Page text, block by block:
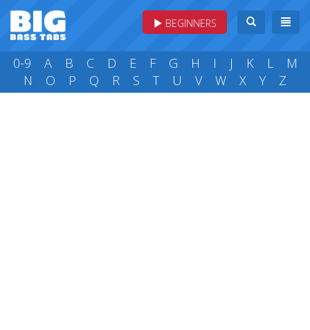
BEGINNERS
0-9 A B C D E F G H I J K L
M
N
O P Q R S T U V W X Y Z